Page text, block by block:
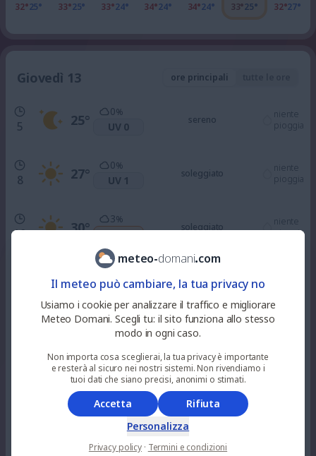
32°25° 33°25° 33°24° 34°24° 34°24° 33°25° 32°27°
Giovedì 13 ore principali
5 25°
0%
UV 0
sereno
niente
pioggia
8 27°
0%
UV 1
soleggiato
niente
pioggia
10 30°
3%
UV 4
soleggiato
niente
pioggia
32° UV 7
soleggiato
0%
UV 7
soleggiato
32°
0%
UV 3
° UV 0
sereno
meteo-domani.com
Il meteo può cambiare, la tua privacy no
Usiamo i cookie per analizzare il traffico e migliorare
Meteo Domani. Scegli tu: il sito funziona allo stesso
modo in ogni caso.
Non importa cosa sceglierai, la tua privacy è importante
e resterà al sicuro nei nostri sistemi. Non rivendiamo i
tuoi dati che siano precisi, anonimi o stimati.
Accetta
Rifiuta
Personalizza
Privacy policy · Termini e condizioni